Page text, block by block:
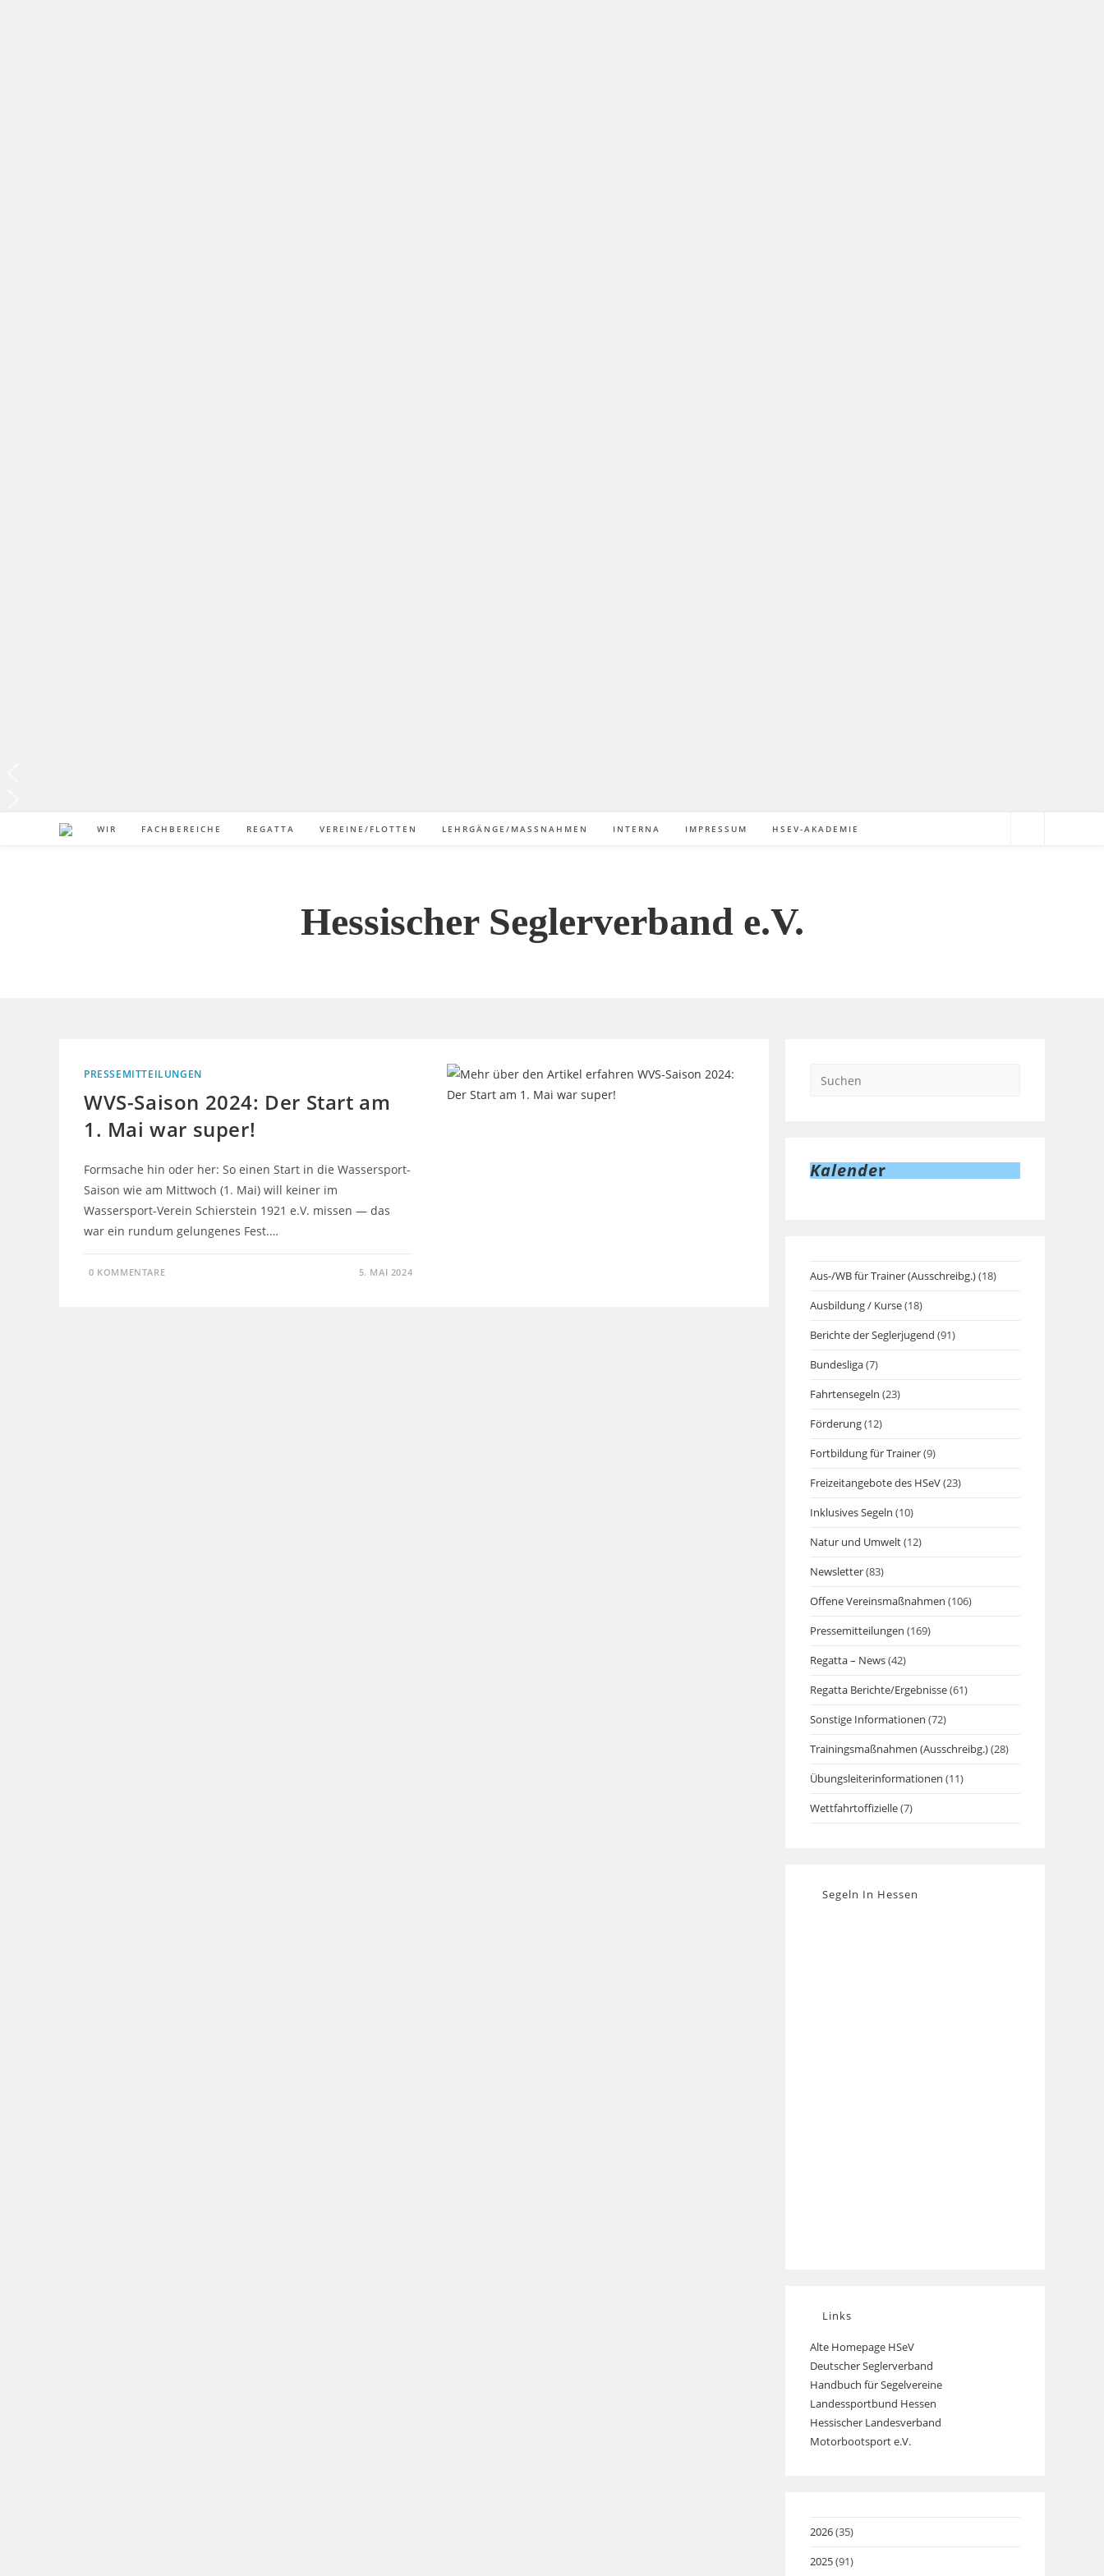
WIR FACHBEREICHE REGATTA VEREINE/FLOTTEN LEHRGÄNGE/MASSNAHMEN INTERNA IMPRESSUM HSEV-AKADEMIE
Hessischer Seglerverband e.V.
PRESSEMITTEILUNGEN
WVS-Saison 2024: Der Start am
1. Mai war super!
Formsache hin oder her: So einen Start in die Wassersport-
Saison wie am Mittwoch (1. Mai) will keiner im
Wassersport-Verein Schierstein 1921 e.V. missen — das
war ein rundum gelungenes Fest.…
0 KOMMENTARE 5. MAI 2024
Kalender
Aus-/WB für Trainer (Ausschreibg.)(18)
Ausbildung / Kurse(18)
Berichte der Seglerjugend (91)
Bundesliga(7)
Fahrtensegeln (23)
Förderung(12)
Fortbildung für Trainer(9)
Freizeitangebote des HSeV(23)
Inklusives Segeln (10)
Natur und Umwelt(12)
Newsletter(83)
Offene Vereinsmaßnahmen (106)
Pressemitteilungen (169)
Regatta – News(42)
Regatta Berichte/Ergebnisse(61)
Sonstige Informationen (72)
Trainingsmaßnahmen (Ausschreibg.)(28)
Übungsleiterinformationen (11)
Wettfahrtoffizielle(7)
Segeln In Hessen
Links
Alte Homepage HSeVOpens
in
a
new
tab
Deutscher Seglerverband
in
a
new
Handbuch für SegelvereineOpens
Landessportbund Hessen
in
Hessischer Landesverband
Motorbootsport e.V.Opens
2026(35)
2025(91)